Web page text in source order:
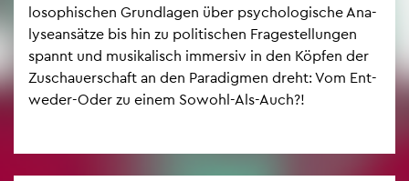
lo­so­phi­schen Grund­la­gen über psy­cho­lo­gi­sche Ana­
ly­se­an­sät­ze bis hin zu po­li­ti­schen Fra­ge­stel­lun­gen
spannt und mu­si­ka­lisch im­mer­siv in den Köp­fen der
Zu­schau­er­schaft an den Pa­ra­dig­men dreht: Vom Ent­
we­der-Oder zu einem So­wohl-Als-Auch?!